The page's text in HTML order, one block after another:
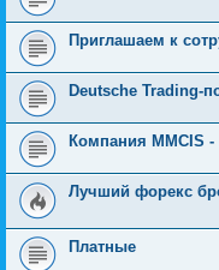
Приглашаем к
Deutsche Trading-
Компания MMCIS -
Лучший форекс
Платные